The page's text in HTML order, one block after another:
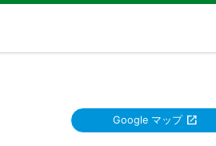
Google マップ